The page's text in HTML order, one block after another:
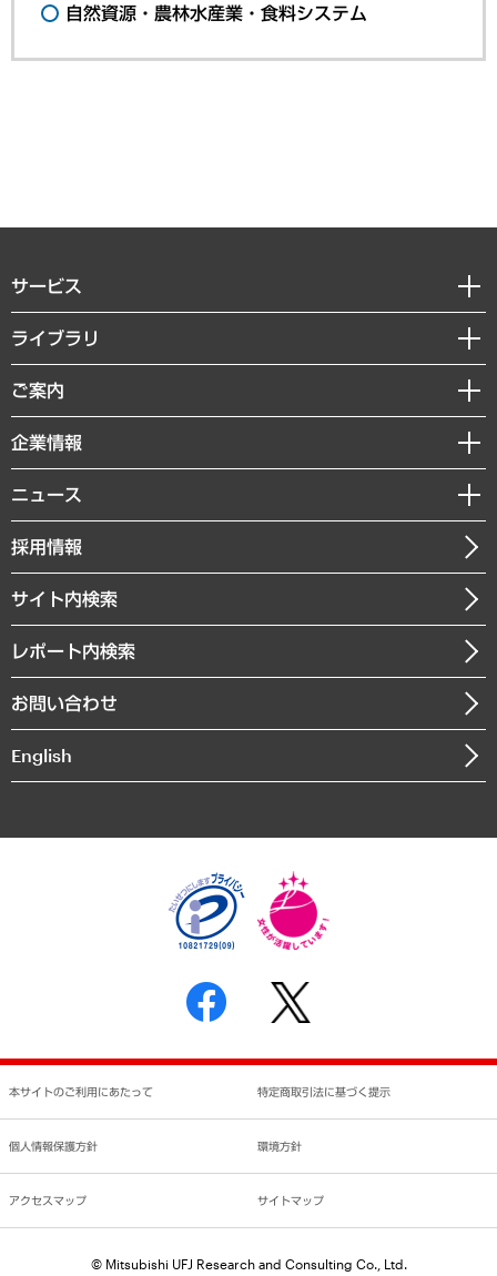
自然資源・農林水産業・食料システム
サービス
経営戦略
組織・人事戦略
デジタルイノベーション
共生・ダイバーシティ
GRC（ガバナンス・リスク・コンプライアンス）・防災（政策）
経済・産業・雇用・労働
まちづくり・観光・交通・スポーツ・スマートシティ
自然資源・農林水産業・食料システム
ライブラリ
経済調査
レポート
コラム
経営用語集
受託・受注実績（官公庁関連）
メディア掲載・出演
ご案内
セミナー・イベント情報
MUFGビジネスセミナー
受託案件情報
企業情報
私たちの想い
社長メッセージ
会社概要
沿革
組織図・本部部室紹介
インドネシア現地法人
個人情報保護方針
反社会的勢力に対する基本方針
書面による個人情報の開示等の請求の手続きについて
ニュース
ニュースリリース
お知らせ
採用情報
サイト内検索
レポート内検索
お問い合わせ
English
本サイトのご利用にあたって 特定商取引法に基づく提示
個人情報保護方針 環境方針
アクセスマップ サイトマップ
© Mitsubishi UFJ Research and Consulting Co., Ltd.